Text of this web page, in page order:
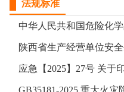
法规标准
中华人民共和国危险化
陕西省生产经营单位安
应急【2025】27号 关于印发《安全生产责任保